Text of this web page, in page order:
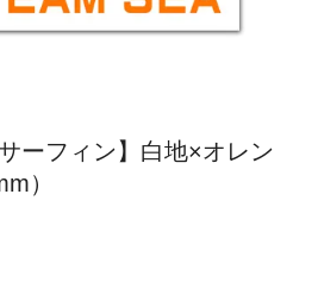
ーフィン】白地×オレン
）